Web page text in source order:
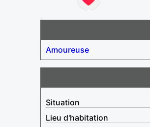
Amoureuse
Situation
Lieu d'habitation